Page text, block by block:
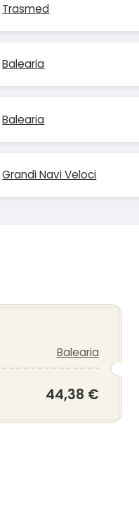
Trasmed
Balearia
Balearia
Grandi Navi Veloci
Balearia
44,38 €